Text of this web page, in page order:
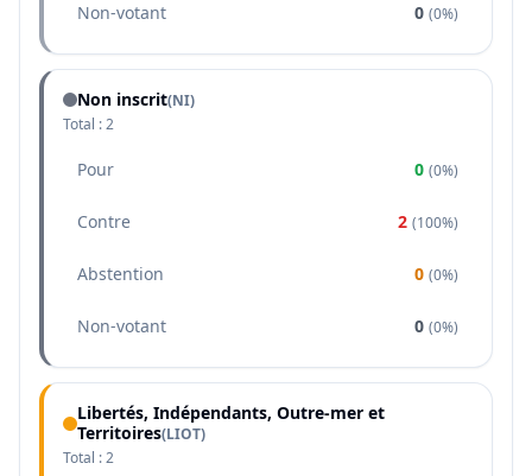
Non-votant 0 (0%)
Non inscrit(NI)
Total :2
Pour 0 (0%)
Contre 2 (100%)
Abstention 0 (0%)
Non-votant 0 (0%)
Libertés, Indépendants, Outre-mer et
Territoires(LIOT)
Total :2